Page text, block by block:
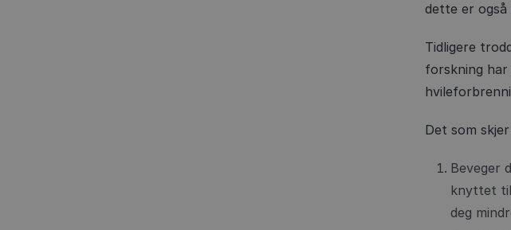
dette er
Tidligere
forskning har
Det som
Beveger
knyttet
deg